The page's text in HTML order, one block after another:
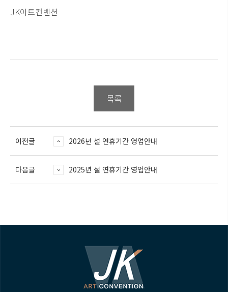
JK아트컨벤션
목록
이전글 2026년 설 연휴기간 영업안내
다음글 2025년 설 연휴기간 영업안내